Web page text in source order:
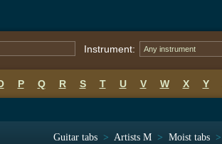
Instrument: Any instrument
P Q R S T U V W X Y
Guitar tabs > Artists M > Moist tabs >